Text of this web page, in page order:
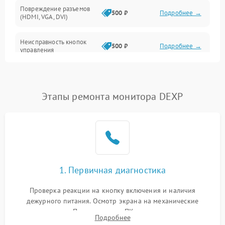
Повреждение разъемов
(HDMI, VGA, DVI)
500 ₽ Подробнее →
Неисправность кнопок
управления
500 ₽ Подробнее →
Повреждение кабеля
1000 ₽
Поломка системы
автоматического
1000 ₽ Подробнее →
Неисправность системы
1000 ₽
Этапы ремонта монитора DEXP
1. Первичная диагностика
Проверка реакции на кнопку включения и наличия
дежурного питания. Осмотр экрана на механические
повреждения. Подключение к ПК для оценки вывода
изображения, работы подсветки и выявления артефактов на
Подробнее